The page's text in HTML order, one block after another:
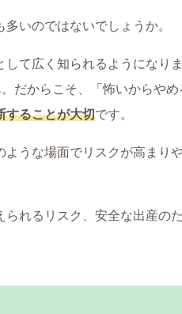
いのではないでしょうか。
て広く知られるようになり
だからこそ、「怖いからや
することが大切です。
うな場面でリスクが高まり
れるリスク、安全な出産の